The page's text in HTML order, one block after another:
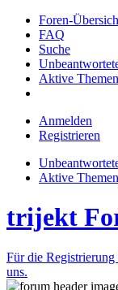
Foren-
FAQ
Suche
Aktive Themen
Anmelden
Registrieren
Aktive Themen
trijekt
Für die
uns.